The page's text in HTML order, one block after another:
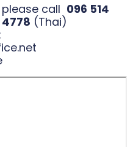
call 096 514
(Thai)